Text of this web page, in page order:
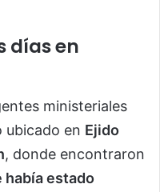
días en
ministeriales
ubicado en Ejido
, donde encontraron
había estado